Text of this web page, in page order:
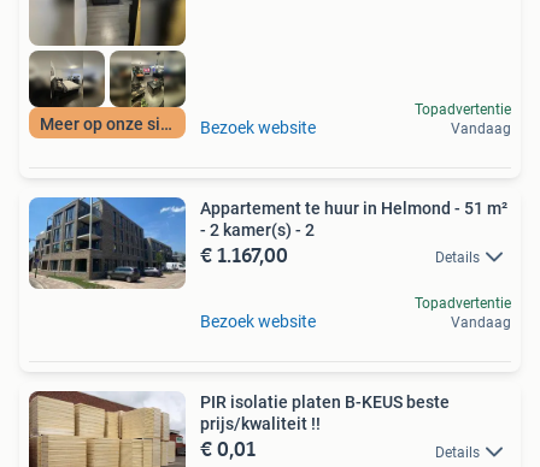
Meer op onze site Bezoek website
Topadvertentie
Vandaag
Appartement te huur in Helmond - 51 m²
- 2 kamer(s) - 2
€ 1.167,00 Details
Bezoek website
Topadvertentie
Vandaag
PIR isolatie platen B-KEUS beste
prijs/kwaliteit !!
€ 0,01 Details